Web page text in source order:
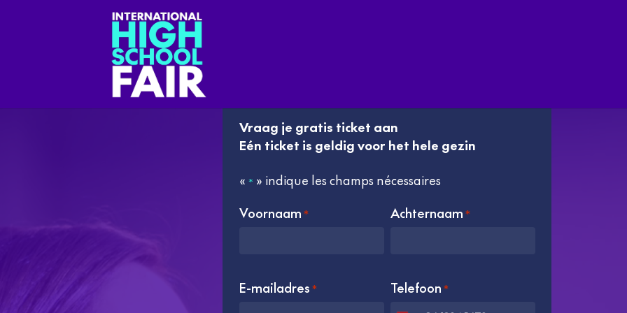
Vraag je gratis ticket aan
Eén ticket is geldig voor het hele gezin
« * » indique les champs nécessaires
Voornaam * Achternaam *
E-mailadres * Telefoon *